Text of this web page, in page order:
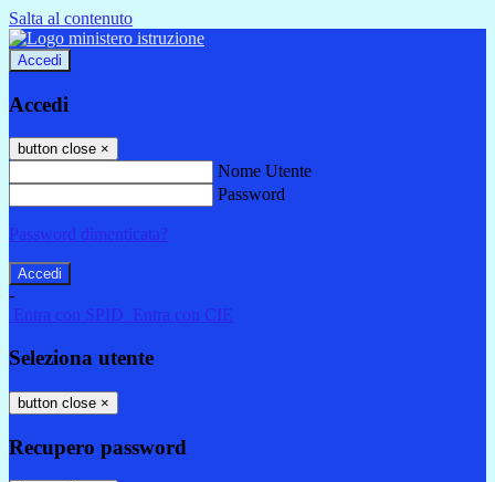
Salta al contenuto
Accedi
Accedi
button close ×
Nome Utente
Password
Password dimenticata?
-
Entra con SPID
Entra con CIE
Seleziona utente
button close ×
Recupero password